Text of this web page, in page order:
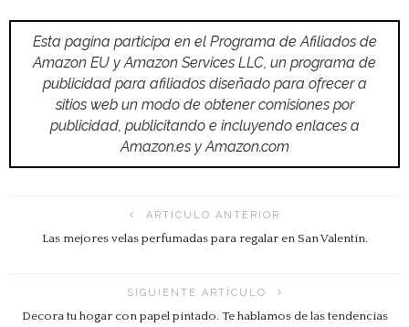
Esta pagina participa en el Programa de Afiliados de
Amazon EU y Amazon Services LLC, un programa de
publicidad para afiliados diseñado para ofrecer a
sitios web un modo de obtener comisiones por
publicidad, publicitando e incluyendo enlaces a
Amazon.es y Amazon.com
ARTÍCULO ANTERIOR
Las mejores velas perfumadas para regalar en San Valentín.
SIGUIENTE ARTÍCULO
Decora tu hogar con papel pintado. Te hablamos de las tendencias